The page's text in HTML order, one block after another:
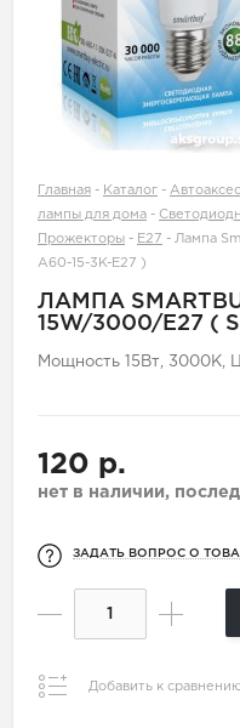
Главная - Каталог -
лампы для дома -
Прожекторы - E27 - Лампа
A60-15-3K-E27 )
ЛАМПА
15W/3000/E27 (
Мощность 15Вт, 3000К,
120 р.
нет в наличии,
ЗАДАТЬ ВОПРОС О
Добавить к